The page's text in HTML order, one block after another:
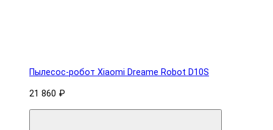
Пылесос-робот Xiaomi Dreame Robot D10S
21 860 ₽